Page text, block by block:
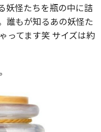
妖怪たちを瓶の中に詰
誰もが知るあの妖怪た
ってます笑 サイズは約